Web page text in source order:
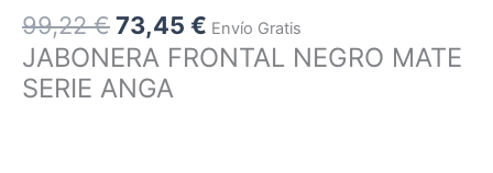
99,22€73,45 € Envío Gratis
JABONERA FRONTAL NEGRO MATE
SERIE ANGA